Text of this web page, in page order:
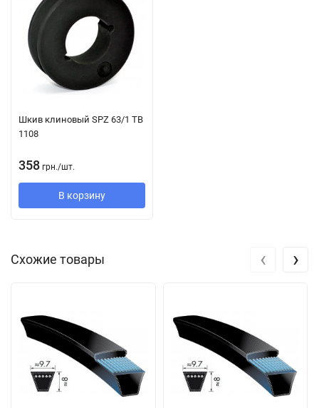
автомобилестроение;
конструкции с наружным натяжением малого диаметра;
оборудование, где ширина шкива вдвое меньше, чем
приводы с классическими ремнями.
Конструкция:
Благодаря специальной технологии производства растяжение
обработано износостойкой резиновой смесью, поэтому
стандарта DIN 2218 к производительности. Таким образом, их
Он уже, чем классические клиновые ремни с такими же
характеристиками, поэтому привод требует меньшего
места для установки.
Большая поверхность сцепления снижает центробежную
Шкив клиновый SPZ 63/1 TB
1108
358 грн./шт.
В корзину
Схожие товары ‹ ›